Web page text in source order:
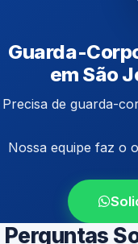
Guarda-
em São
Precisa de guarda-
Nossa equipe faz o
Perguntas